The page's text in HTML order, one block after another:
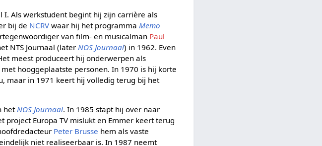
Als werkstudent begint hij zijn carrière als
bij de NCRV waar hij het programma Memo
van film- en musicalman Paul
NTS Journaal (later NOS Journaal) in 1962. Even
meest produceert hij onderwerpen als
hooggeplaatste personen. In 1970 is hij korte
maar in 1971 keert hij volledig terug bij het
hetNOS Journaal. In 1985 stapt hij over naar
project Europa TV mislukt en Emmer keert terug
Peter Brusse hem als vaste
niet realiseerbaar is. In 1987 neemt